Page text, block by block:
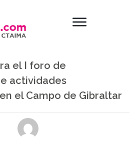
el I foro de
actividades
el Campo de Gibraltar